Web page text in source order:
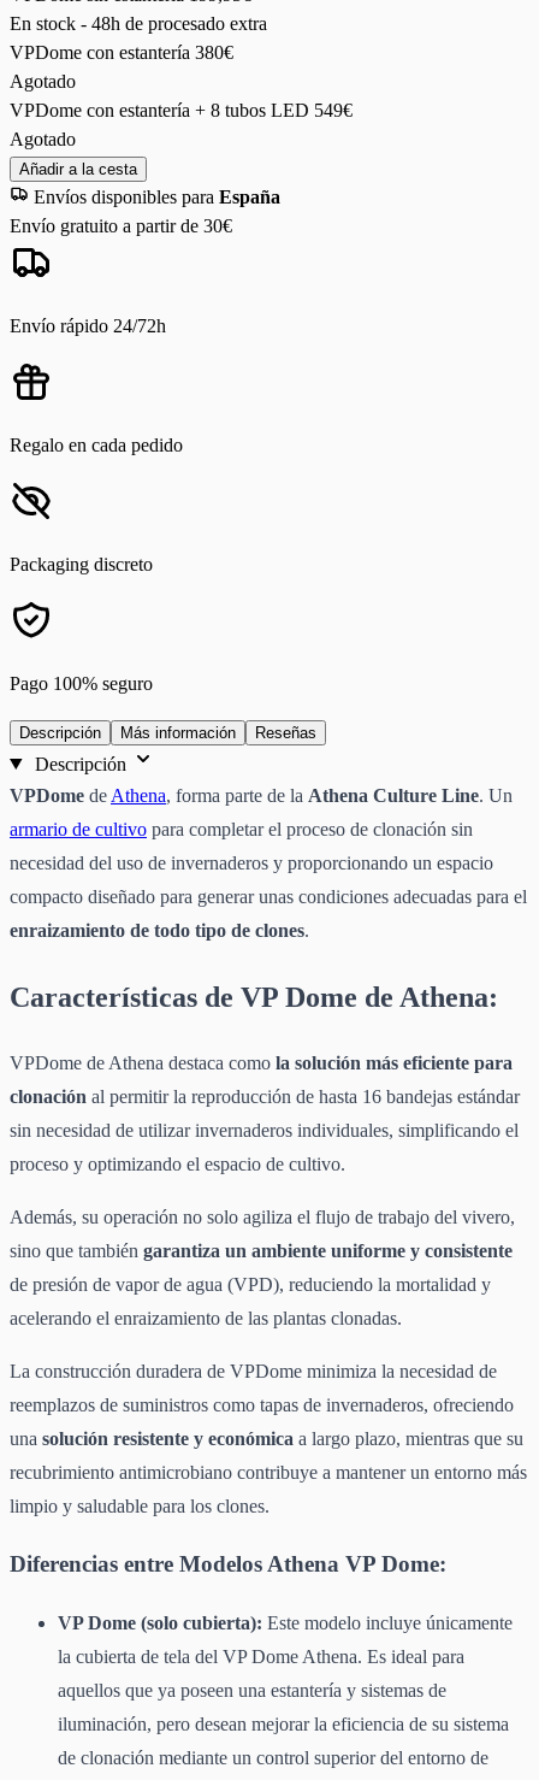
En stock - 48h de procesado extra
VPDome con estantería 380€
Agotado
VPDome con estantería + 8 tubos LED 549€
Agotado
Añadir a la cesta
Envíos disponibles para España
Envío gratuito a partir de 30€
Envío rápido 24/72h
Regalo en cada pedido
Packaging discreto
Pago 100% seguro
Descripción Más información Reseñas
Descripción
VPDome de Athena, forma parte de la Athena Culture Line. Un
armario de cultivo para completar el proceso de clonación sin
necesidad del uso de invernaderos y proporcionando un espacio
compacto diseñado para generar unas condiciones adecuadas para el
enraizamiento de todo tipo de clones.
Características de VP Dome de Athena:
VPDome de Athena destaca como la solución más eficiente para
clonación al permitir la reproducción de hasta 16 bandejas estándar
sin necesidad de utilizar invernaderos individuales, simplificando el
proceso y optimizando el espacio de cultivo.
Además, su operación no solo agiliza el flujo de trabajo del vivero,
sino que también garantiza un ambiente uniforme y consistente
de presión de vapor de agua (VPD), reduciendo la mortalidad y
acelerando el enraizamiento de las plantas clonadas.
La construcción duradera de VPDome minimiza la necesidad de
reemplazos de suministros como tapas de invernaderos, ofreciendo
una solución resistente y económica a largo plazo, mientras que su
recubrimiento antimicrobiano contribuye a mantener un entorno más
limpio y saludable para los clones.
Diferencias entre Modelos Athena VP Dome:
VP Dome (solo cubierta): Este modelo incluye únicamente
la cubierta de tela del VP Dome Athena. Es ideal para
aquellos que ya poseen una estantería y sistemas de
iluminación, pero desean mejorar la eficiencia de su sistema
de clonación mediante un control superior del entorno de